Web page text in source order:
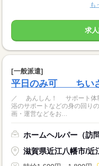
も
求
[一般派遣]
平日のみ可 ちいさ
／ あんしん！ サポート体制充実！ ＼ 介護施
浴のサポートなどの身の回り
画・運営などをお...
ホームヘルパー（訪
滋賀県近江八幡市/近